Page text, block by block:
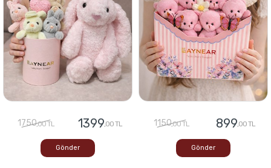
1750,00 TL 1399,00 TL
Gönder
1150,00 TL 899,00 TL
Gönder